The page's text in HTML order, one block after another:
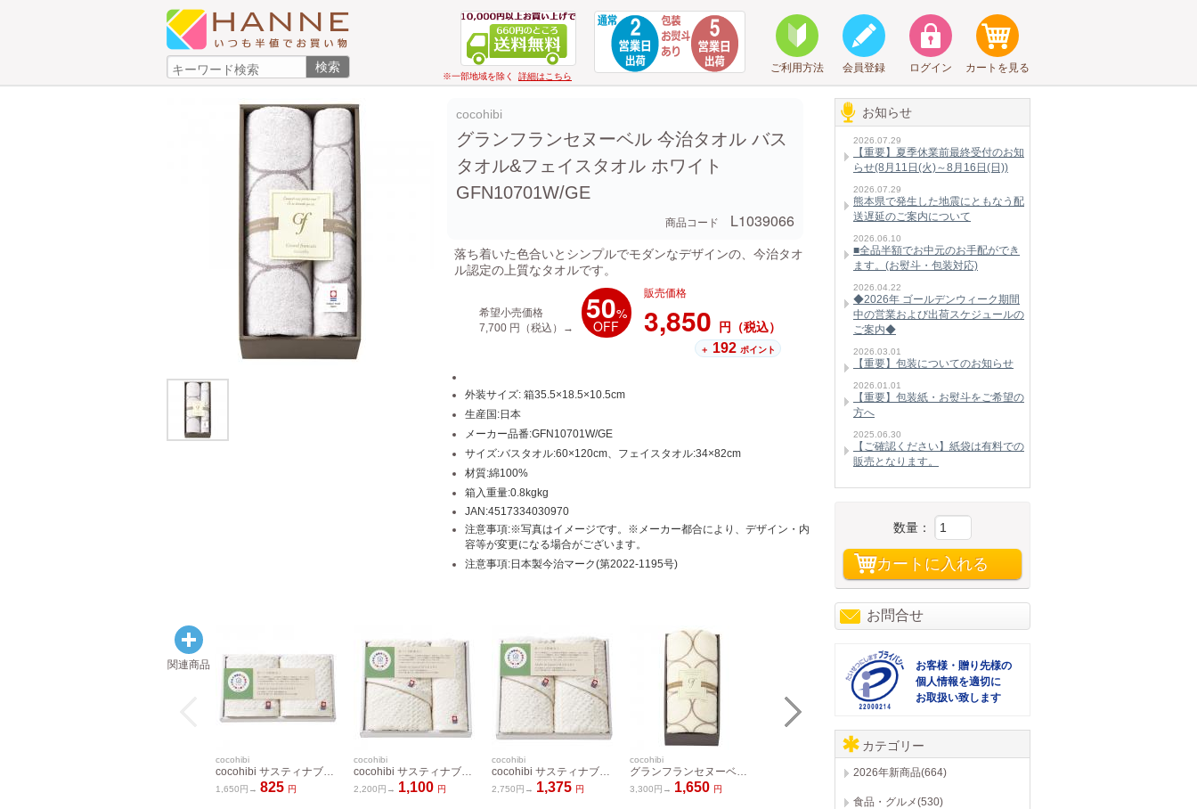
※一部地域を除く 詳細はこちら
ご利用方法 会員登録 ログイン カートを見る
cocohibi
グランフランセヌーベル 今治タオル バス
タオル&フェイスタオル ホワイト
GFN10701W/GE
商品コード L1039066
落ち着いた色合いとシンプルでモダンなデザインの、今治タオ
ル認定の上質なタオルです。
希望小売価格
7,700 円（税込）→
50%
OFF
販売価格
3,850 円（税込）
＋ 192 ポイント
外装サイズ: 箱35.5×18.5×10.5cm
生産国:日本
メーカー品番:GFN10701W/GE
サイズ:バスタオル:60×120cm、フェイスタオル:34×82cm
材質:綿100%
箱入重量:0.8kgkg
JAN:4517334030970
注意事項:※写真はイメージです。※メーカー都合により、デザイン・内
容等が変更になる場合がございます。
注意事項:日本製今治マーク(第2022-1195号)
関連商品
cocohibi
cocohibi サスティナブル 今治ウォッシュタオル2P IMCO-153
1,650円→ 825 円
cocohibi
cocohibi サスティナブル 今治フェイスタオル&ウォッシュタオル IMCO-203
2,200円→ 1,100 円
cocohibi
cocohibi サスティナブル 今治フェイスタオル2P IMCO-253
2,750円→ 1,375 円
cocohibi
グランフランセヌーベル ひざ掛け アイボリー GFN9030GE/IV
3,300円→ 1,650 円
グランフランセヌーベル ひざ掛け グレージュ GFN9030GE/IV
cocohibi
お知らせ
2026.07.29
【重要】夏季休業前最終受付のお知
らせ(8月11日(火)～8月16日(日))
2026.07.29
熊本県で発生した地震にともなう配
送遅延のご案内について
2026.06.10
■全品半額でお中元のお手配ができ
ます。(お熨斗・包装対応)
2026.04.22
◆2026年 ゴールデンウィーク期間
中の営業および出荷スケジュールの
ご案内◆
2026.03.01
【重要】包装についてのお知らせ
2026.01.01
【重要】包装紙・お熨斗をご希望の
方へ
2025.06.30
【ご確認ください】紙袋は有料での
販売となります。
数量：
カートに入れる
お問合せ
お客様・贈り先様の
個人情報を適切に
お取扱い致します
カテゴリー
2026年新商品(664)
食品・グルメ(530)